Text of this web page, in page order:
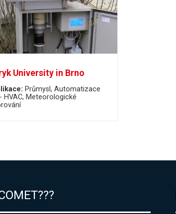
University in Brno
Průmysl
Automatizace
HVAC Meteorologické